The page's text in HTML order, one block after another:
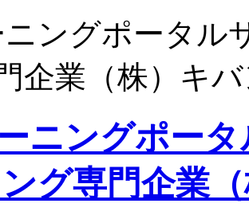
ニングポータル
企業（株）キ